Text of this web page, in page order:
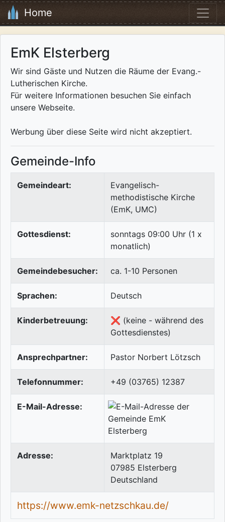
Home
EmK Elsterberg
Wir sind Gäste und Nutzen die Räume der Evang.-
Lutherischen Kirche.
Für weitere Informationen besuchen Sie einfach
unsere Webseite.
Werbung über diese Seite wird nicht akzeptiert.
Gemeinde-Info
Gemeindeart:
Evangelisch-
methodistische Kirche
(EmK, UMC)
Gottesdienst:
sonntags 09:00 Uhr (1 x
monatlich)
Gemeindebesucher: ca. 1-10 Personen
Sprachen: Deutsch
Kinderbetreuung:
❌ (keine - während des
Gottesdienstes)
Ansprechpartner: Pastor Norbert Lötzsch
Telefonnummer: +49 (03765) 12387
E-Mail-Adresse:
Adresse:
Marktplatz 19
07985 Elsterberg
Deutschland
https://www.emk-netzschkau.de/